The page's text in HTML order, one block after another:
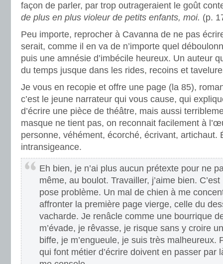
façon de parler, par trop outrageraient le goût
de plus en plus violeur de petits enfants, moi. (p.
Peu importe, reprocher à Cavanna de ne pas
serait, comme il en va de n’importe quel
puis une amnésie d’imbécile heureux. Un auteur
du temps jusque dans les rides, recoins et
Je vous en recopie et offre une page (la 85),
c’est le jeune narrateur qui vous cause, qui
d’écrire une pièce de théâtre, mais aussi
masque ne tient pas, on reconnait facilement à
personne, véhément, écorché, écrivant, artichaut.
intransigeance.
Eh bien, je n’ai plus aucun prétexte pour ne
même, au boulot. Travailler, j’aime bien.
pose problème. Un mal de chien à me
affronter la première page vierge, celle du
vacharde. Je renâcle comme une bourrique
m’évade, je rêvasse, je risque sans y croire
biffe, je m’engueule, je suis très malheureux.
qui font métier d’écrire doivent en passer par